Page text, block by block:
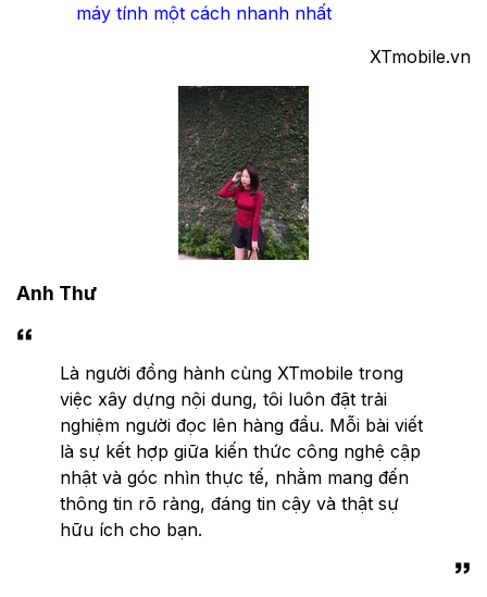
máy tính một cách nhanh nhất
XTmobile.vn
Anh Thư
Là người đồng hành cùng XTmobile trong
việc xây dựng nội dung, tôi luôn đặt trải
nghiệm người đọc lên hàng đầu. Mỗi bài viết
là sự kết hợp giữa kiến thức công nghệ cập
nhật và góc nhìn thực tế, nhằm mang đến
thông tin rõ ràng, đáng tin cậy và thật sự
hữu ích cho bạn.